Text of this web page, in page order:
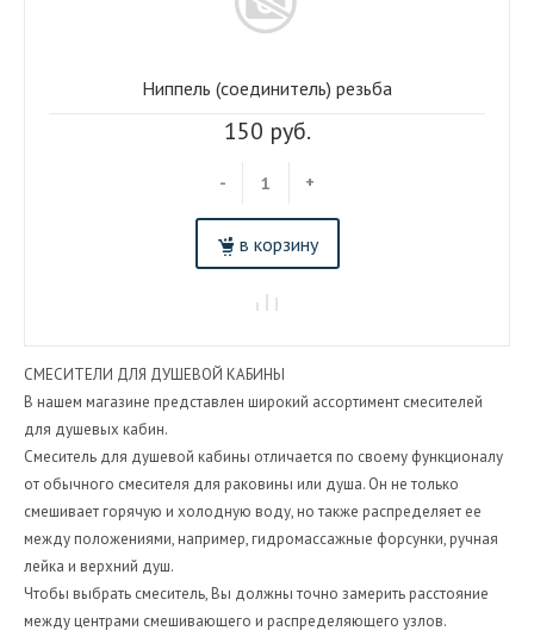
150 руб.
- +
в корзину
Ниппель (соединитель) резьба
СМЕСИТЕЛИ ДЛЯ ДУШЕВОЙ КАБИНЫ
В нашем магазине представлен широкий ассортимент смесителей
для душевых кабин.
Смеситель для душевой кабины отличается по своему функционалу
от обычного смесителя для раковины или душа. Он не только
смешивает горячую и холодную воду, но также распределяет ее
между положениями, например, гидромассажные форсунки, ручная
лейка и верхний душ.
Чтобы выбрать смеситель, Вы должны точно замерить расстояние
между центрами смешивающего и распределяющего узлов.